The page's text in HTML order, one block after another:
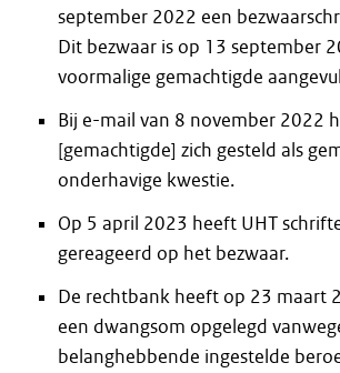
september 2022 een
Dit bezwaar is op 13 september
voormalige gemachtigde
Bij e-mail van 8 november 2022
[gemachtigde] zich gesteld als
onderhavige kwestie.
Op 5 april 2023 heeft UHT
gereageerd op het bezwaar.
De rechtbank heeft op 23 maart
een dwangsom opgelegd
belanghebbende ingestelde